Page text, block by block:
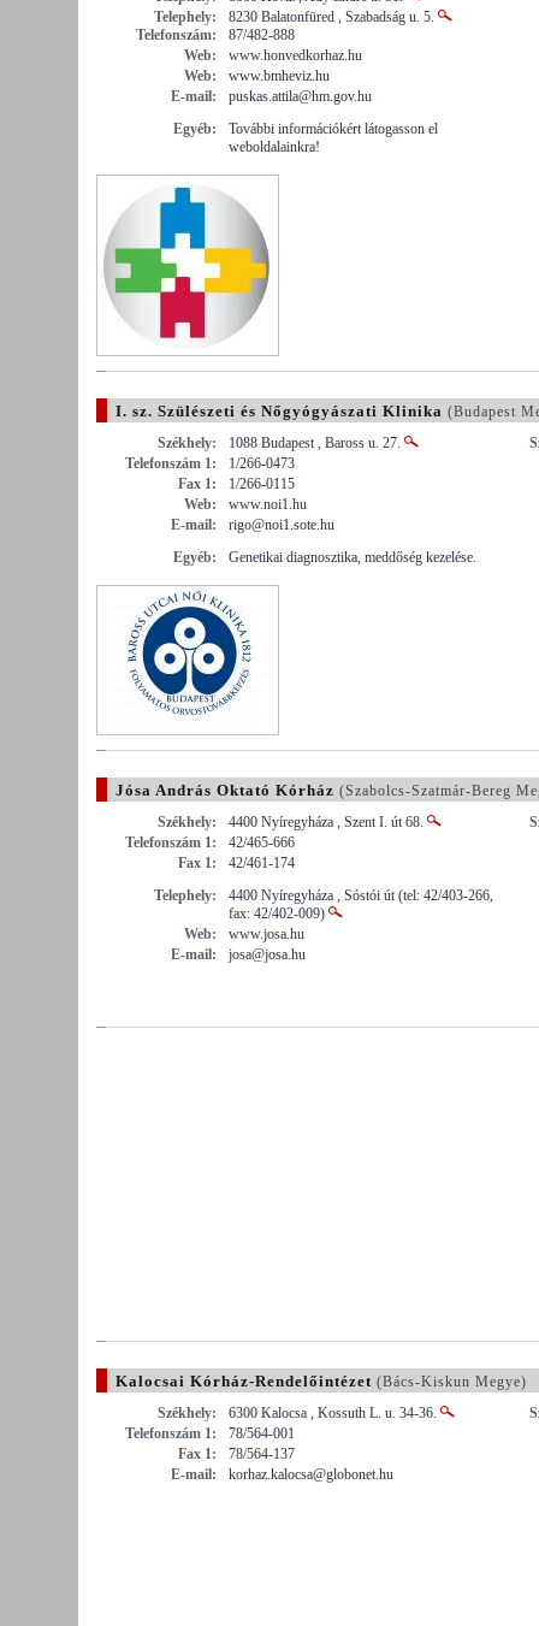
Telephely:
8230 Balatonfüred , Szabadság u. 5.
Telefonszám:
87/482-888
Web:
www.honvedkorhaz.hu
Web:
www.bmheviz.hu
E-mail:
puskas.attila@hm.gov.hu
Egyéb:
További információkért látogasson el
weboldalainkra!
I. sz. Szülészeti és Nőgyógyászati Klinika (Budapest
Székhely:
1088 Budapest , Baross u. 27.
Telefonszám 1:
1/266-0473
Fax 1:
1/266-0115
Web:
www.noi1.hu
E-mail:
rigo@noi1.sote.hu
Egyéb:
Genetikai diagnosztika, meddőség kezelése.
Jósa András Oktató Kórház (Szabolcs-Szatmár-Bereg
Székhely:
4400 Nyíregyháza , Szent I. út 68.
Telefonszám 1:
42/465-666
Fax 1:
42/461-174
Telephely:
4400 Nyíregyháza , Sóstói út (tel: 42/403-266,
fax: 42/402-009)
Web:
www.josa.hu
E-mail:
josa@josa.hu
Kalocsai Kórház-Rendelőintézet (Bács-Kiskun Megye)
Székhely:
6300 Kalocsa , Kossuth L. u. 34-36.
Telefonszám 1:
78/564-001
Fax 1:
78/564-137
E-mail:
korhaz.kalocsa@globonet.hu